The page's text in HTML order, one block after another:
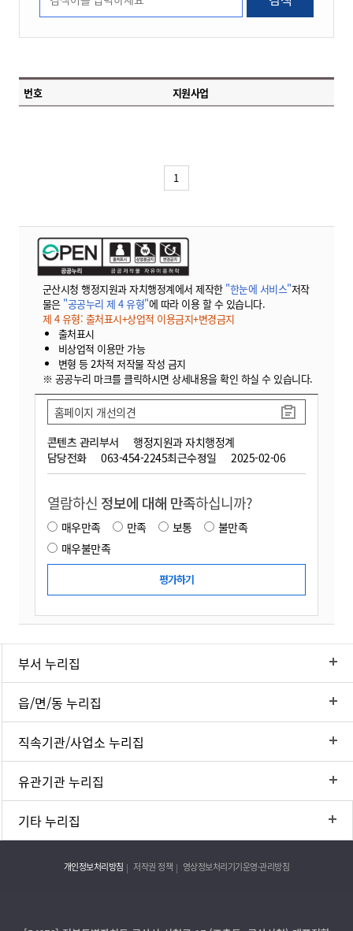
번호 지원사업
1
군산시청 행정지원과 자치행정계에서 제작한 "한눈에 서비스"저작
물은 "공공누리 제 4 유형"에 따라 이용 할 수 있습니다.
제 4 유형: 출처표시+상업적 이용금지+변경금지
출처표시
비상업적 이용만 가능
변형 등 2차적 저작물 작성 금지
※ 공공누리 마크를 클릭하시면 상세내용을 확인 하실 수 있습니다.
콘텐츠 관리부서
행정지원과 자치행정계
담당전화
063-454-2245최근수정일 2025-02-06
홈페이지 개선의견
열람하신 정보에 대해 만족하십니까?
매우만족 만족 보통
불만족
매우불만족
부서 누리집
읍/면/동 누리집
직속기관/사업소 누리집
유관기관 누리집
기타 누리집
개인정보처리방침 저작권 정책 영상정보처리기기운영·관리방침